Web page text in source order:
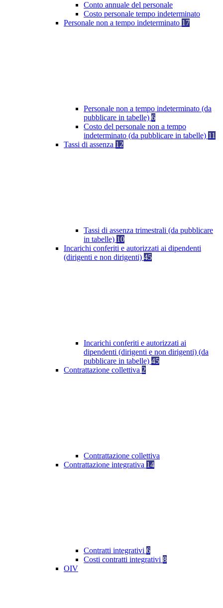
Conto annuale del personale
Costo personale tempo indeterminato
Personale non a tempo indeterminato 17
Personale non a tempo indeterminato (da
pubblicare in tabelle) 6
Costo del personale non a tempo
indeterminato (da pubblicare in tabelle) 11
Tassi di assenza 12
Tassi di assenza trimestrali (da pubblicare
in tabelle) 10
Incarichi conferiti e autorizzati ai dipendenti
(dirigenti e non dirigenti) 45
Incarichi conferiti e autorizzati ai
dipendenti (dirigenti e non dirigenti) (da
pubblicare in tabelle) 45
Contrattazione collettiva 2
Contrattazione collettiva
Contrattazione integrativa 14
Contratti integrativi 6
Costi contratti integrativi 8
OIV